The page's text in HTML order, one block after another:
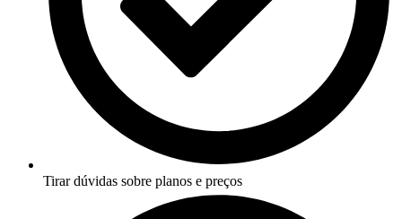
Tirar dúvidas sobre planos e preços